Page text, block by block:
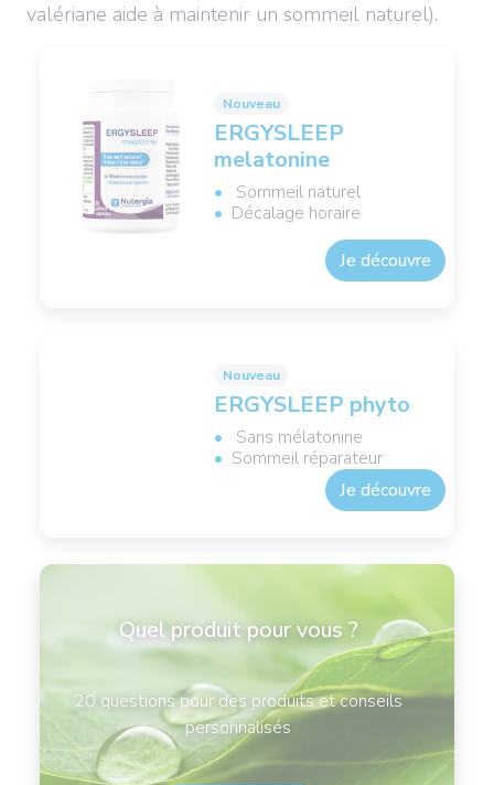
valériane aide à maintenir un sommeil naturel).
Nouveau
ERGYSLEEP
melatonine
Sommeil naturel
Décalage horaire
Je découvre
Nouveau
ERGYSLEEP phyto
Sans mélatonine
Sommeil réparateur
Je découvre
Quel produit pour vous ?
20 questions pour des produits et conseils
personnalisés